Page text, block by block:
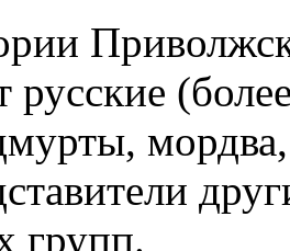
русские
групп.